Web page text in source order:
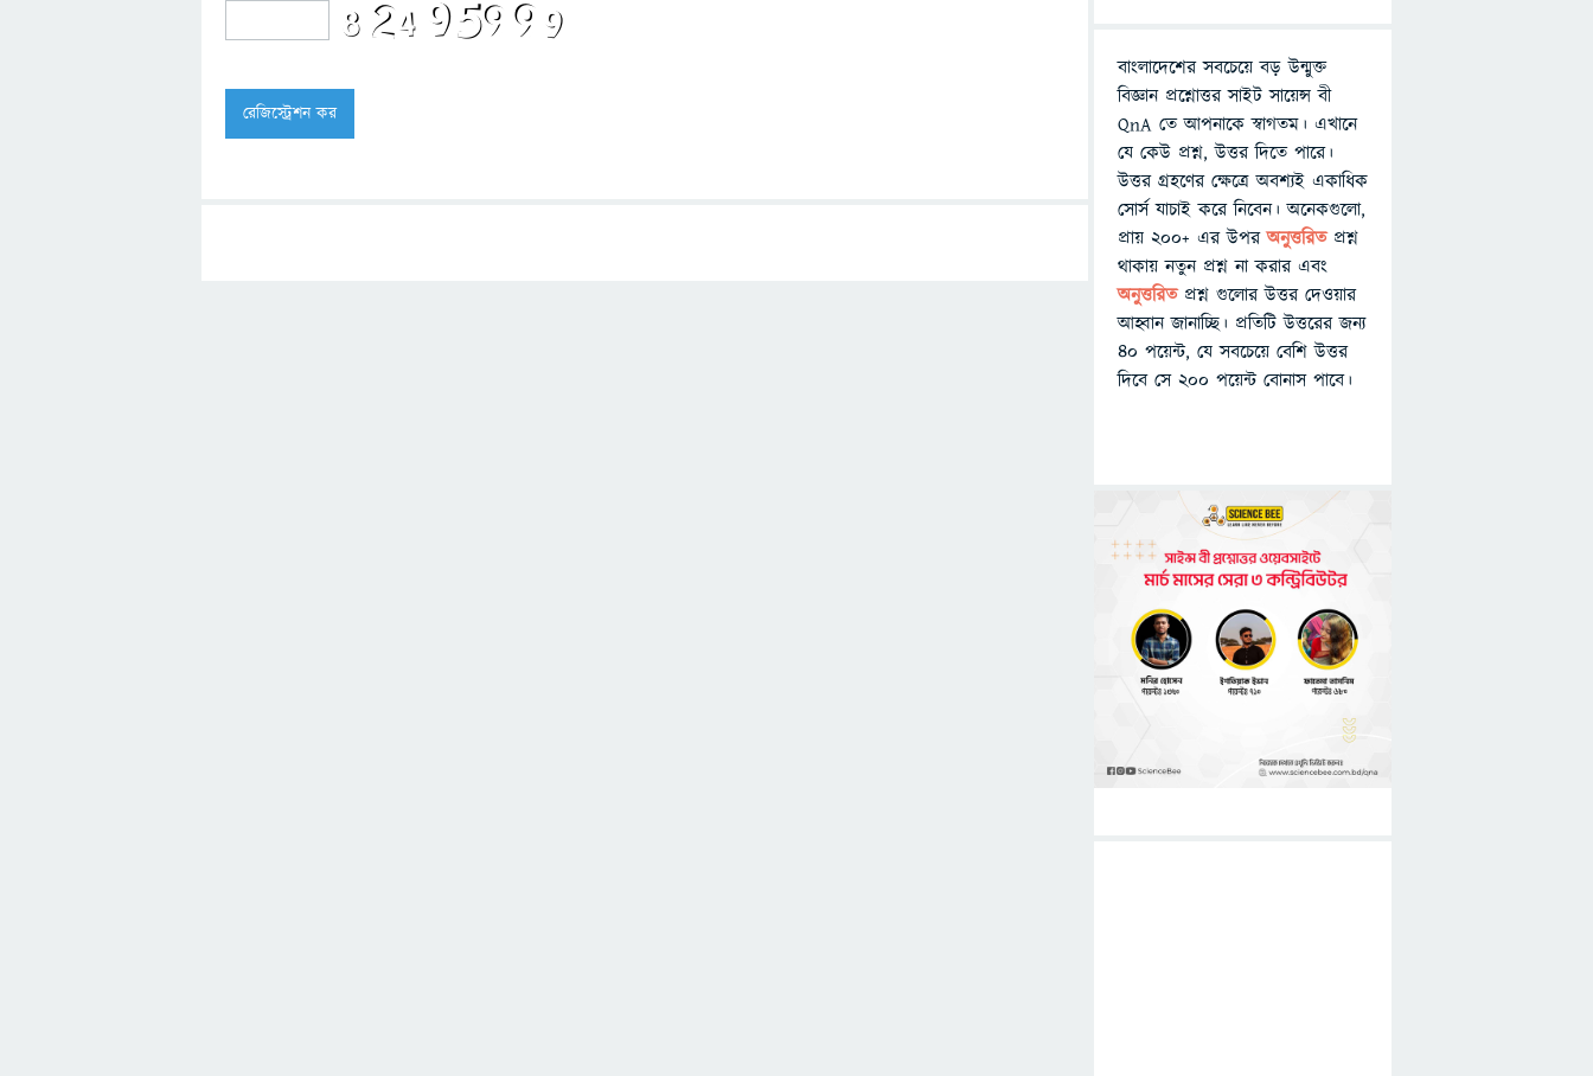
বাংলাদেশের সবচেয়ে বড় উন্মুক্ত
বিজ্ঞান প্রশ্নোত্তর সাইট সায়েন্স বী
QnA তে আপনাকে স্বাগতম। এখানে
যে কেউ প্রশ্ন, উত্তর দিতে পারে।
উত্তর গ্রহণের ক্ষেত্রে অবশ্যই একাধিক
সোর্স যাচাই করে নিবেন। অনেকগুলো,
প্রায় ২০০+ এর উপরঅনুত্তরিতপ্রশ্ন
থাকায় নতুন প্রশ্ন না করার এবং
অনুত্তরিত প্রশ্ন গুলোর উত্তর দেওয়ার
আহ্বান জানাচ্ছি। প্রতিটি উত্তরের জন্য
৪০ পয়েন্ট, যে সবচেয়ে বেশি উত্তর
দিবে সে ২০০ পয়েন্ট বোনাস পাবে।